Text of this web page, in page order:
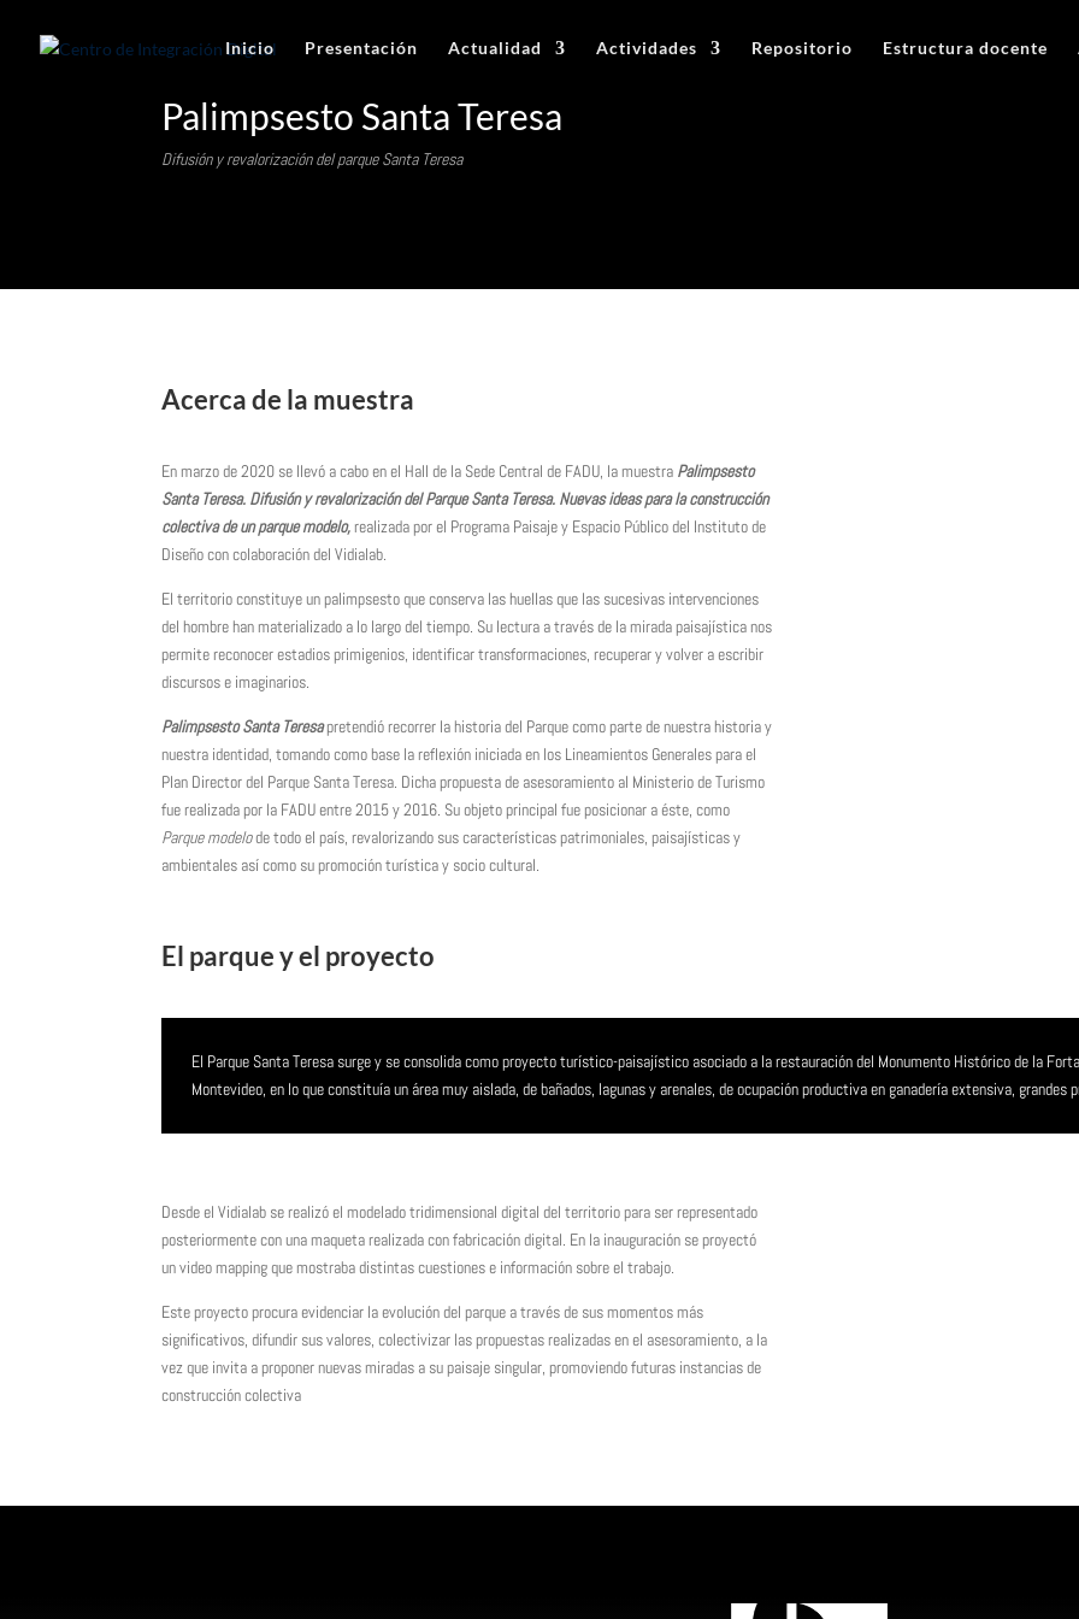
Inicio Presentación Actualidad Actividades Repositorio Estructura docente
Palimpsesto Santa Teresa
Difusión y revalorización del parque Santa Teresa
Acerca de la muestra
En marzo de 2020 se llevó a cabo en el Hall de la Sede Central de FADU, la muestra Palimpsesto
Santa Teresa. Difusión y revalorización del Parque Santa Teresa. Nuevas ideas para la construcción
colectiva de un parque modelo,realizada por el Programa Paisaje y Espacio Público del Instituto de
Diseño con colaboración del Vidialab.
El territorio constituye un palimpsesto que conserva las huellas que las sucesivas intervenciones
del hombre han materializado a lo largo del tiempo. Su lectura a través de la mirada paisajística nos
permite reconocer estadios primigenios, identificar transformaciones, recuperar y volver a escribir
discursos e imaginarios.
Palimpsesto Santa Teresapretendió recorrer la historia del Parque como parte de nuestra historia y
nuestra identidad, tomando como base la reflexión iniciada en los Lineamientos Generales para el
Plan Director del Parque Santa Teresa. Dicha propuesta de asesoramiento al Ministerio de Turismo
fue realizada por la FADU entre 2015 y 2016. Su objeto principal fue posicionar a éste, como
Parque modelode todo el país, revalorizando sus características patrimoniales, paisajísticas y
ambientales así como su promoción turística y socio cultural.
El parque y el proyecto
El Parque Santa Teresa surge y se consolida como proyecto turístico-paisajístico asociado a la restauración del Monumento Histórico de la
Montevideo, en lo que constituía un área muy aislada, de bañados, lagunas y arenales, de ocupación productiva en ganadería extensiva, grandes
Desde el Vidialab se realizó el modelado tridimensional digital del territorio para ser representado
posteriormente con una maqueta realizada con fabricación digital. En la inauguración se proyectó
un video mapping que mostraba distintas cuestiones e información sobre el trabajo.
Este proyecto procura evidenciar la evolución del parque a través de sus momentos más
significativos, difundir sus valores, colectivizar las propuestas realizadas en el asesoramiento, a la
vez que invita a proponer nuevas miradas a su paisaje singular, promoviendo futuras instancias de
construcción colectiva